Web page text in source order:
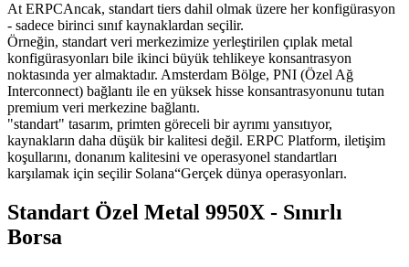
At ERPCAncak, standart tiers dahil olmak üzere her konfigürasyon
- sadece birinci sınıf kaynaklardan seçilir.
Örneğin, standart veri merkezimize yerleştirilen çıplak metal
konfigürasyonları bile ikinci büyük tehlikeye konsantrasyon
noktasında yer almaktadır. Amsterdam Bölge, PNI (Özel Ağ
Interconnect) bağlantı ile en yüksek hisse konsantrasyonunu tutan
premium veri merkezine bağlantı.
"standart" tasarım, primten göreceli bir ayrımı yansıtıyor,
kaynakların daha düşük bir kalitesi değil. ERPC Platform, iletişim
koşullarını, donanım kalitesini ve operasyonel standartları
karşılamak için seçilir Solana“Gerçek dünya operasyonları.
Standart Özel Metal 9950X - Sınırlı
Borsa